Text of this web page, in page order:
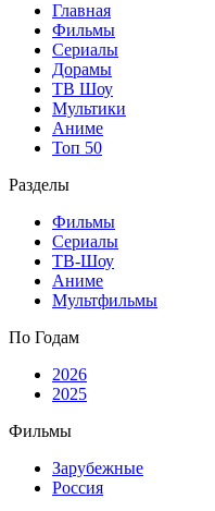
Главная
Фильмы
Сериалы
Дорамы
ТВ Шоу
Мультики
Аниме
Топ 50
Разделы
Фильмы
Сериалы
ТВ-Шоу
Аниме
Мультфильмы
По Годам
2026
2025
Фильмы
Зарубежные
Россия